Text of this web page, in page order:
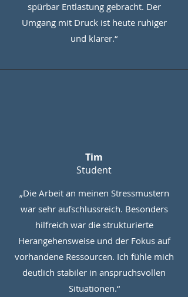
spürbar Entlastung gebracht. Der
Umgang mit Druck ist heute ruhiger
und klarer.“
Tim
Student
„Die Arbeit an meinen Stressmustern
war sehr aufschlussreich. Besonders
hilfreich war die strukturierte
Herangehensweise und der Fokus auf
vorhandene Ressourcen. Ich fühle mich
deutlich stabiler in anspruchsvollen
Situationen.“